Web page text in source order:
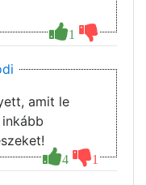
1
4 1
amit le